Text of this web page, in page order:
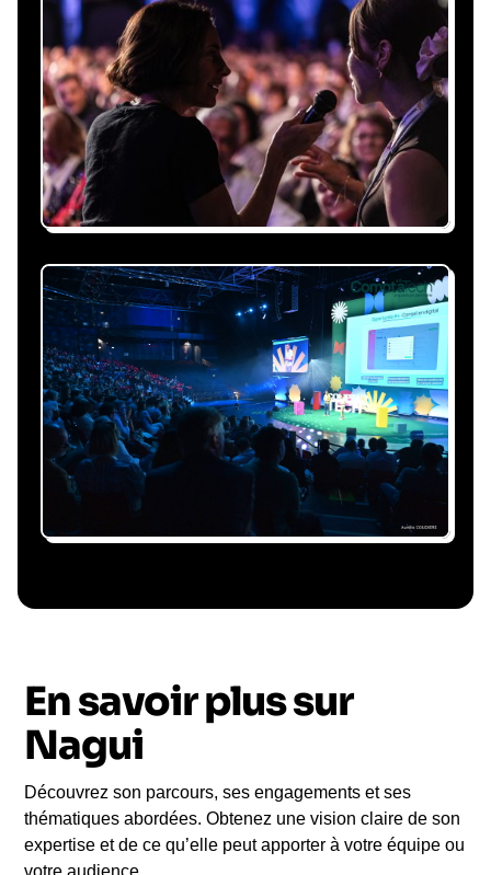
sous 24h
Expliquez-nous vos besoins, on vous répond
sous 24h avec une proposition
personnalisée, claire et adaptée à votre
événement et à vos contraintes.
Nous nous occupons de
tout
Gestion du planning, échanges avec le
conférencier, coordination logistique : vous
êtes accompagné à chaque étape, sans perte
de temps ni complication.
Le conférencier vient à
Le jour de la conférence, l’intervenant se
rend sur votre évènement pour une prise de
parole impactante, engageante et sur-mesure
pour votre audience.
En savoir plus sur
Nagui
Découvrez son parcours, ses engagements et ses
thématiques abordées. Obtenez une vision claire de son
expertise et de ce qu’elle peut apporter à votre équipe ou
votre audience.